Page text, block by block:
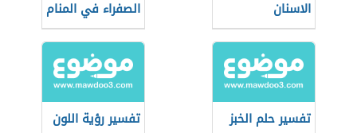
الاسنان
الصفراء في المنام
تفسير حلم الخبز
تفسير رؤية اللون